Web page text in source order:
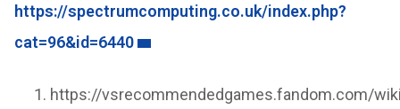
https://spectrumcomputing.co.uk/index.php?
cat=96&id=6440
https://vsrecommendedgames.fandom.com/